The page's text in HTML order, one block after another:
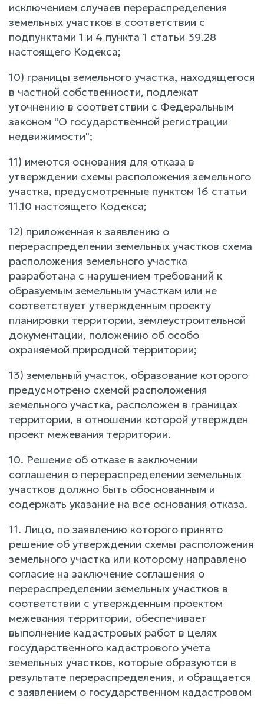
исключением случаев перераспределения
земельных участков в соответствии с
подпунктами 1 и 4 пункта 1 статьи 39.28
настоящего Кодекса;
10) границы земельного участка, находящегося
в частной собственности, подлежат
уточнению в соответствии с Федеральным
законом "О государственной регистрации
недвижимости";
11) имеются основания для отказа в
утверждении схемы расположения земельного
участка, предусмотренные пунктом 16 статьи
11.10 настоящего Кодекса;
12) приложенная к заявлению о
перераспределении земельных участков схема
расположения земельного участка
разработана с нарушением требований к
образуемым земельным участкам или не
соответствует утвержденным проекту
планировки территории, землеустроительной
документации, положению об особо
охраняемой природной территории;
13) земельный участок, образование которого
предусмотрено схемой расположения
земельного участка, расположен в границах
территории, в отношении которой утвержден
проект межевания территории.
10. Решение об отказе в заключении
соглашения о перераспределении земельных
участков должно быть обоснованным и
содержать указание на все основания отказа.
11. Лицо, по заявлению которого принято
решение об утверждении схемы расположения
земельного участка или которому направлено
согласие на заключение соглашения о
перераспределении земельных участков в
соответствии с утвержденным проектом
межевания территории, обеспечивает
выполнение кадастровых работ в целях
государственного кадастрового учета
земельных участков, которые образуются в
результате перераспределения, и обращается
с заявлением о государственном кадастровом